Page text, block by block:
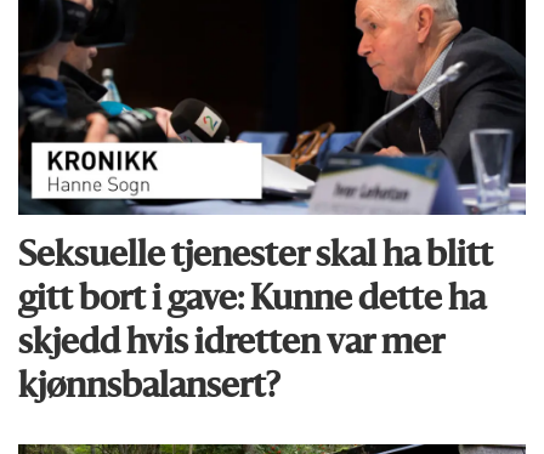
Seksuelle tjenester skal ha blitt
gitt bort i gave: Kunne dette ha
skjedd hvis idretten var mer
kjønnsbalansert?